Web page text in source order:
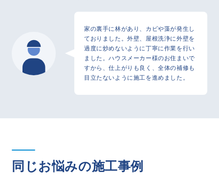
家の裏手に林があり、カビや藻が発生し
ておりました。外壁、屋根洗浄に外壁を
過度に炒めないように丁寧に作業を行い
ました。ハウスメーカー様のお住まいで
すから、仕上がりも良く、全体の補修も
目立たないように施工を進めました。
同じお悩みの施工事例